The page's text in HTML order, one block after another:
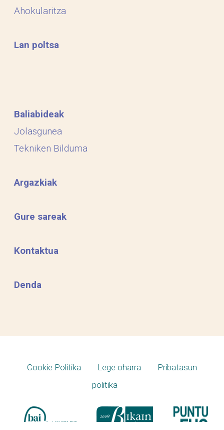
Ahokularitza
Lan poltsa
Baliabideak
Jolasgunea
Tekniken Bilduma
Argazkiak
Gure sareak
Kontaktua
Denda
Cookie Politika Lege oharra
Pribatasun
politika